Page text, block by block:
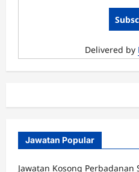
Delivered by
Jawatan Popular
Jawatan Kosong